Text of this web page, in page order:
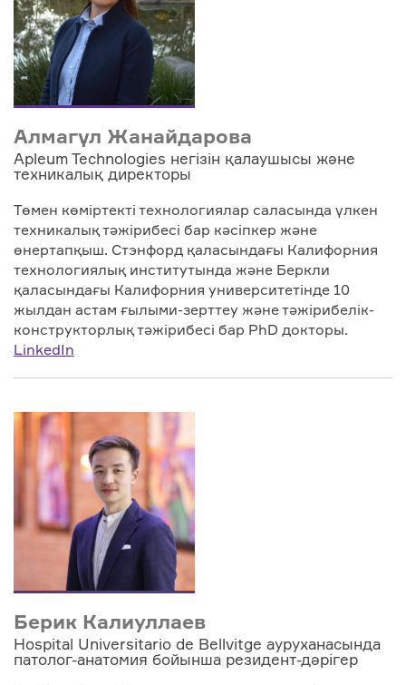
Алмагүл Жанайдарова
Apleum Technologies негізін қалаушысы және
техникалық директоры
Төмен көміртекті технологиялар саласында үлкен
техникалық тәжірибесі бар кәсіпкер және
өнертапқыш. Стэнфорд қаласындағы Калифорния
технологиялық институтында және Беркли
қаласындағы Калифорния университетінде 10
жылдан астам ғылыми-зерттеу және тәжірибелік-
конструкторлық тәжірибесі бар PhD докторы.
LinkedIn
Берик Калиуллаев
Hospital Universitario de Bellvitge ауруханасында
патолог-анатомия бойынша резидент-дәрігер